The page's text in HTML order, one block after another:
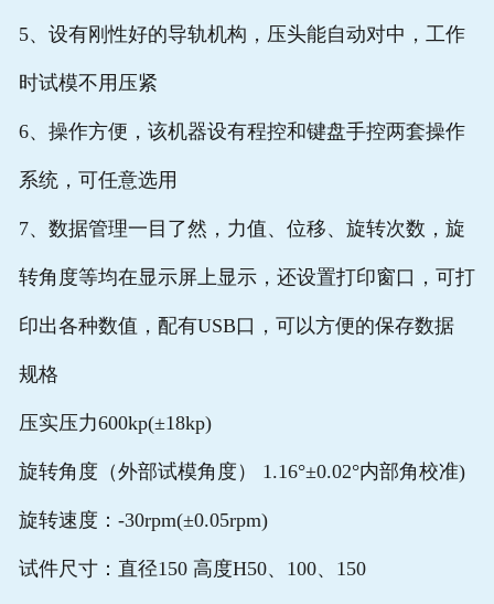
5、设有刚性好的导轨机构，压头能自动对中，工作
时试模不用压紧
6、操作方便，该机器设有程控和键盘手控两套操作
系统，可任意选用
7、数据管理一目了然，力值、位移、旋转次数，旋
转角度等均在显示屏上显示，还设置打印窗口，可打
印出各种数值，配有USB口，可以方便的保存数据
规格
压实压力600kp(±18kp)
旋转角度（外部试模角度） 1.16°±0.02°内部角校准)
旋转速度：-30rpm(±0.05rpm)
试件尺寸：直径150 高度H50、100、150